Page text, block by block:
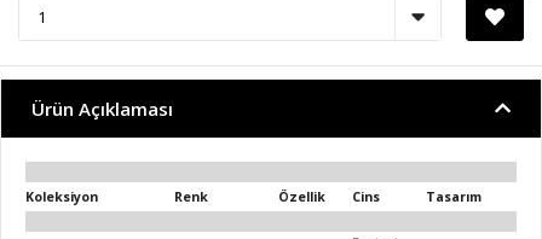
Ürün Açıklaması
Koleksiyon Renk Özellik Cins Tasarım